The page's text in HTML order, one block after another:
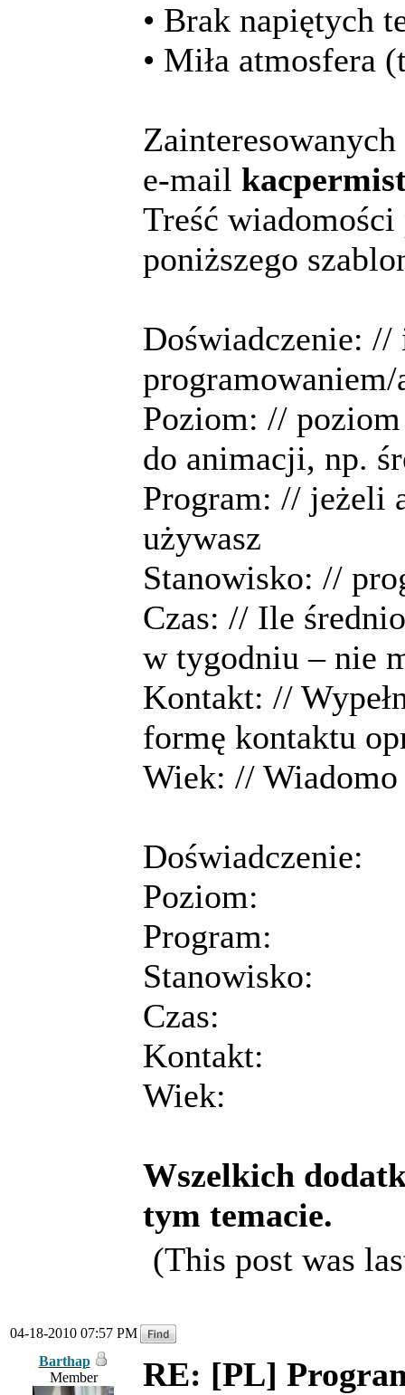
• Brak napiętych
• Miła atmosfera
e-mail
Treść wiadomości
poniższego
Doświadczenie: //
Poziom: //
do animacji, np.
Program: // jeżeli
używasz
Stanowisko: //
Czas: // Ile
w tygodniu – nie
Kontakt: //
formę kontaktu
Wiek: //
Doświadczenie:
Poziom:
Program:
Stanowisko:
Czas:
Kontakt:
Wiek:
Wszelkich
tym temacie.
(This post was
04-18-2010 07:57 PM
Barthap
Member
RE: [PL]